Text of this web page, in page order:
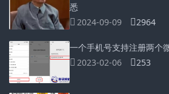
悉
2024-09-09
2964
一个手机号支持注册两个
2023-02-06
253